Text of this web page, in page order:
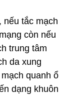
nếu tắc mạch
còn nếu
trung tâm
da xung
quanh ổ
dạng khuôn